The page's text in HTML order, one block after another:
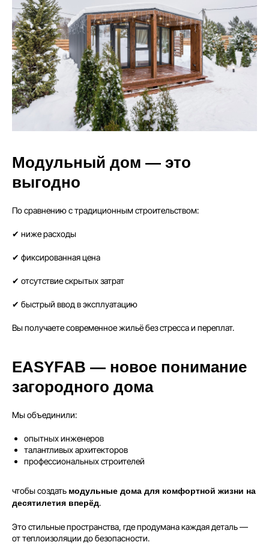
Модульный дом — это
выгодно
По сравнению с традиционным строительством:
✔ ниже расходы
✔ фиксированная цена
✔ отсутствие скрытых затрат
✔ быстрый ввод в эксплуатацию
Вы получаете современное жильё без стресса и переплат.
EASYFAB — новое понимание
загородного дома
Мы объединили:
опытных инженеров
талантливых архитекторов
профессиональных строителей
чтобы создать модульные дома для комфортной жизни на
десятилетия вперёд.
Это стильные пространства, где продумана каждая деталь —
от теплоизоляции до безопасности.